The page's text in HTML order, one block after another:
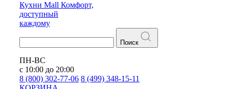
Кухни Mall Комфорт,
доступный
каждому
Поиск
ПН-ВС
с 10:00 до 20:00
8 (800) 302-77-06 8 (499) 348-15-11